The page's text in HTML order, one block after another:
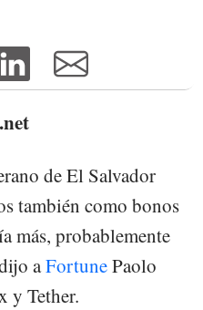
de El Salvador
también como bonos
más, probablemente
aFortunePaolo
y Tether.